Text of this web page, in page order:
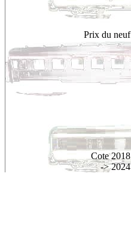
Prix du neuf
Cote 2018
-> 2024